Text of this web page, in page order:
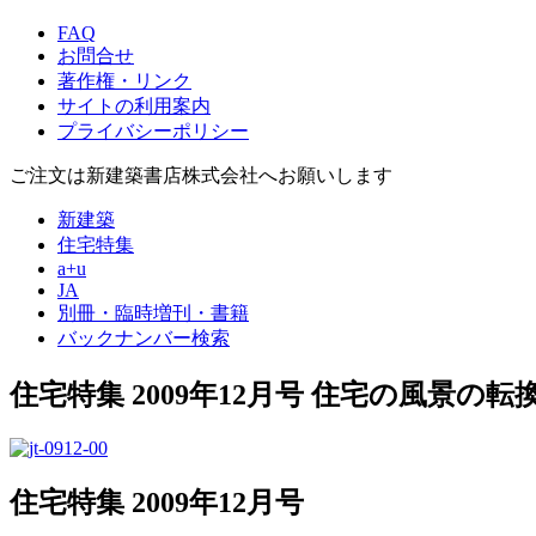
FAQ
お問合せ
著作権・リンク
サイトの利用案内
プライバシーポリシー
ご注文は新建築書店株式会社へお願いします
新建築
住宅特集
a+u
JA
別冊・臨時増刊・書籍
バックナンバー検索
住宅特集 2009年12月号住宅の風景の転
住宅特集 2009年12月号